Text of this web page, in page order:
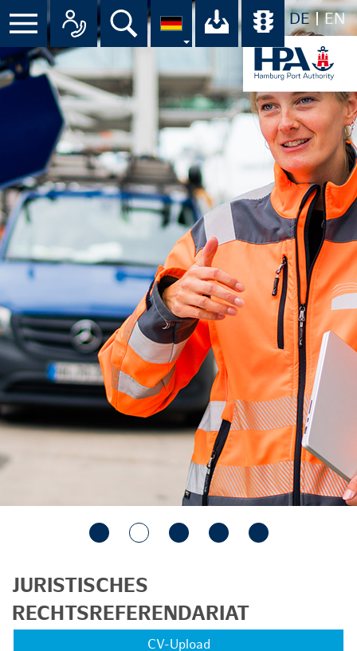
DE EN
Menü Alle Ansprechpartner im
Suche Ihr Download-
JURISTISCHES
RECHTSREFERENDARIAT
CV-Upload